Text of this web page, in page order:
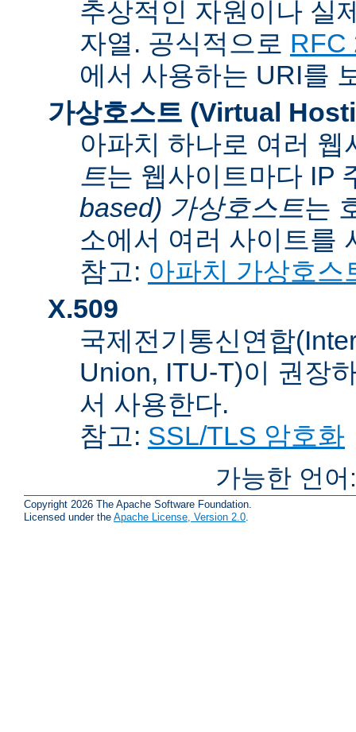
추상적인 자원이나 실
자열. 공식적으로 RFC
에서 사용하는 URI를
가상호스트 (Virtual
아파치 하나로 여러
트는 웹사이트마다 IP
based) 가상호스트는
소에서 여러 사이트를
참고: 아파치 가상호스
X.509
국제전기통신연합
Union, ITU-T)이 권장
서 사용한다.
참고: SSL/TLS 암호화
가능한 언
Copyright 2026 The Apache Software Foundation.
Licensed under the Apache License, Version 2.0.